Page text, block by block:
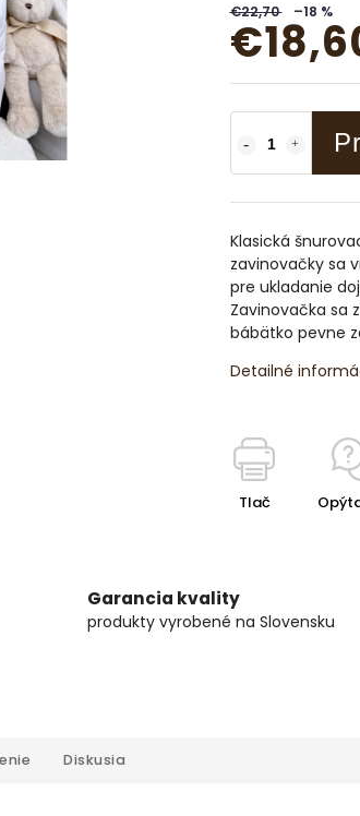
€22,70 –18 %
Klasická
zavinovačky sa
pre ukladanie
Zavinovačka sa
bábätko pevne
Detailné
Tlač
Garancia kvality
produkty vyrobené na Slovensku
Diskusia